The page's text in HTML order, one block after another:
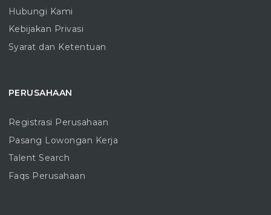
Hubungi Kami
Kebijakan Privasi
Syarat dan Ketentuan
PERUSAHAAN
Registrasi Perusahaan
Pasang Lowongan Kerja
Talent Search
Faqs Perusahaan